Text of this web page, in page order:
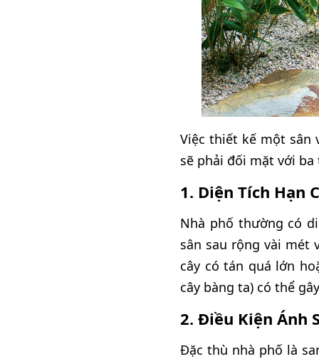
Việc thiết kế một sân
sẽ phải đối mặt với
1. Diện Tích Hạn
Nhà phố thường có
sân sau rộng vài mét
cây có tán quá lớn
cây bàng ta) có thể
2. Điều Kiện Ánh
Đặc thù nhà phố là